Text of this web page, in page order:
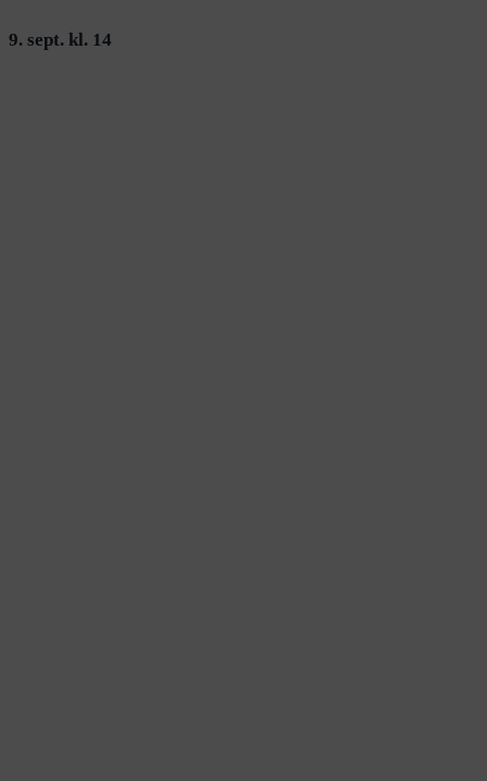
9. sept. kl. 14